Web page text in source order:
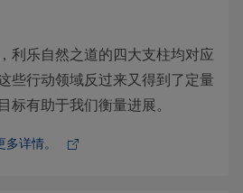
利乐自然之道的四大支柱均对应
些行动领域反过来又得到了定量
标有助于我们衡量进展。
详情。